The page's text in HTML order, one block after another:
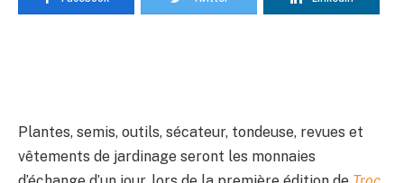
Plantes, semis, outils, sécateur, tondeuse, revues et
vêtements de jardinage seront les monnaies